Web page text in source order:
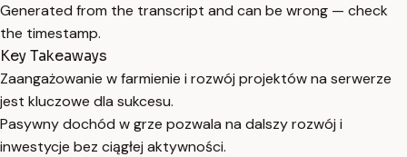
Generated from the transcript and can be wrong — check
the timestamp.
Key Takeaways
Zaangażowanie w farmienie i rozwój projektów na serwerze
jest kluczowe dla sukcesu.
Pasywny dochód w grze pozwala na dalszy rozwój i
inwestycje bez ciągłej aktywności.